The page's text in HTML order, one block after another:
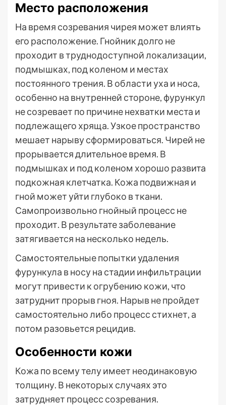
Место расположения
На время созревания чирея может влиять
его расположение. Гнойник долго не
проходит в труднодоступной локализации,
подмышках, под коленом и местах
постоянного трения. В области уха и носа,
особенно на внутренней стороне, фурункул
не созревает по причине нехватки места и
подлежащего хряща. Узкое пространство
мешает нарыву сформироваться. Чирей не
прорывается длительное время. В
подмышках и под коленом хорошо развита
подкожная клетчатка. Кожа подвижная и
гной может уйти глубоко в ткани.
Самопроизвольно гнойный процесс не
проходит. В результате заболевание
затягивается на несколько недель.
Самостоятельные попытки удаления
фурункула в носу на стадии инфильтрации
могут привести к огрубению кожи, что
затруднит прорыв гноя. Нарыв не пройдет
самостоятельно либо процесс стихнет, а
потом разовьется рецидив.
Особенности кожи
Кожа по всему телу имеет неодинаковую
толщину. В некоторых случаях это
затрудняет процесс созревания.